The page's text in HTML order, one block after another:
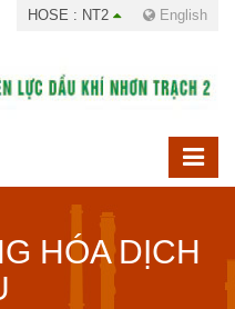
HOSE : NT2 English
HÓA DỊCH